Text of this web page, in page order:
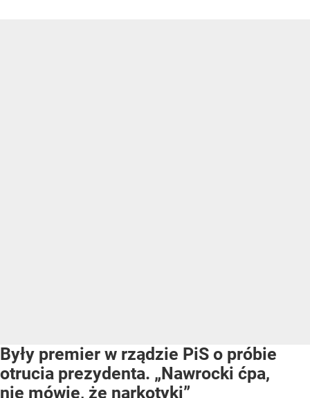
Były premier w rządzie PiS o próbie
otrucia prezydenta. „Nawrocki ćpa,
nie mówię, że narkotyki”